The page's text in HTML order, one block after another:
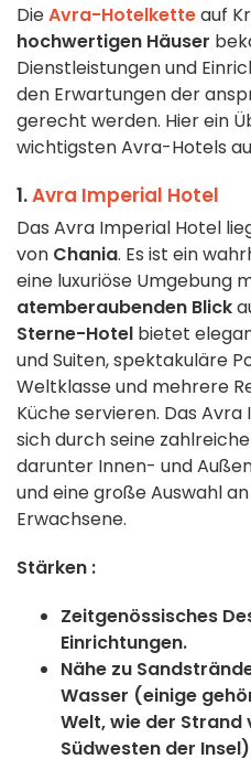
DieAvra-Hotelketteauf
hochwertigen Häuser
Dienstleistungen und
den Erwartungen der
gerecht werden. Hier ein
wichtigsten Avra-Hotels
1.Avra Imperial Hotel
Das Avra Imperial Hotel
von Chania. Es ist ein
eine luxuriöse Umgebung
atemberaubenden Blick
Sterne-Hotel bietet
und Suiten, spektakuläre
Weltklasse und mehrere
Küche servieren. Das
sich durch seine
darunter Innen- und
und eine große Auswahl
Erwachsene.
Stärken :
Zeitgenössisches
Einrichtungen.
Nähe zu
Wasser (einige
Welt, wie der Strand
Südwesten der